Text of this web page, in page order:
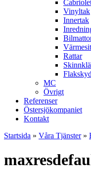
Vinyltak
Innertak
Rattar
MC
Övrigt
Referenser
Östersjökompaniet
Kontakt
Startsida » Våra Tjänster»